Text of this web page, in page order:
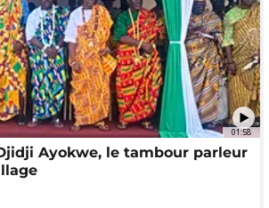
01:58
Ayokwe, le tambour parleur